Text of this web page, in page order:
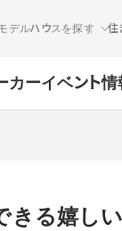
デルハウスを探す 住
カーイベント
きる嬉し